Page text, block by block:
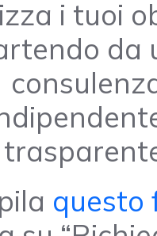
i tuoi
da
questo